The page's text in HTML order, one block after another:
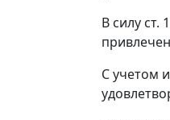
В силу ст.
С учетом